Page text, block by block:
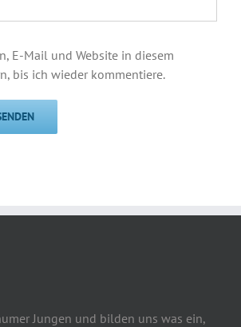
E-Mail und Website in diesem
bis ich wieder kommentiere.
Jungen und bilden uns was ein,